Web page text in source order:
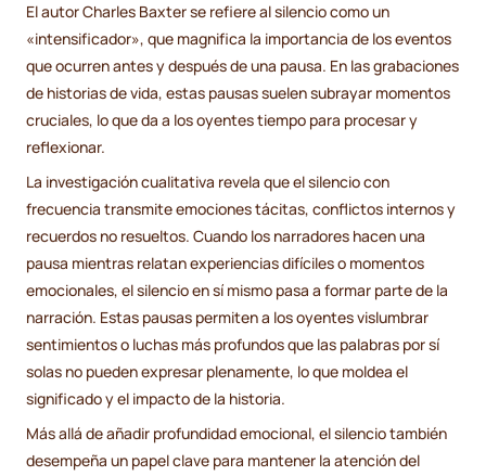
El autor Charles Baxter se refiere al silencio como un
«intensificador», que magnifica la importancia de los eventos
que ocurren antes y después de una pausa. En las grabaciones
de historias de vida, estas pausas suelen subrayar momentos
cruciales, lo que da a los oyentes tiempo para procesar y
reflexionar.
La investigación cualitativa revela que el silencio con
frecuencia transmite emociones tácitas, conflictos internos y
recuerdos no resueltos. Cuando los narradores hacen una
pausa mientras relatan experiencias difíciles o momentos
emocionales, el silencio en sí mismo pasa a formar parte de la
narración. Estas pausas permiten a los oyentes vislumbrar
sentimientos o luchas más profundos que las palabras por sí
solas no pueden expresar plenamente, lo que moldea el
significado y el impacto de la historia.
Más allá de añadir profundidad emocional, el silencio también
desempeña un papel clave para mantener la atención del